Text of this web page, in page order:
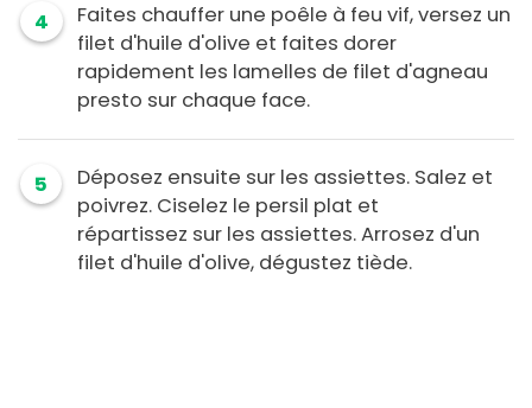
4
Faites chauffer une poêle à feu vif, versez un
filet d'huile d'olive et faites dorer
rapidement les lamelles de filet d'agneau
presto sur chaque face.
5
Déposez ensuite sur les assiettes. Salez et
poivrez. Ciselez le persil plat et
répartissez sur les assiettes. Arrosez d'un
filet d'huile d'olive, dégustez tiède.